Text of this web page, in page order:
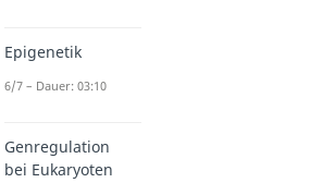
Epigenetik
6/7 – Dauer: 03:10
Genregulation
bei Eukaryoten